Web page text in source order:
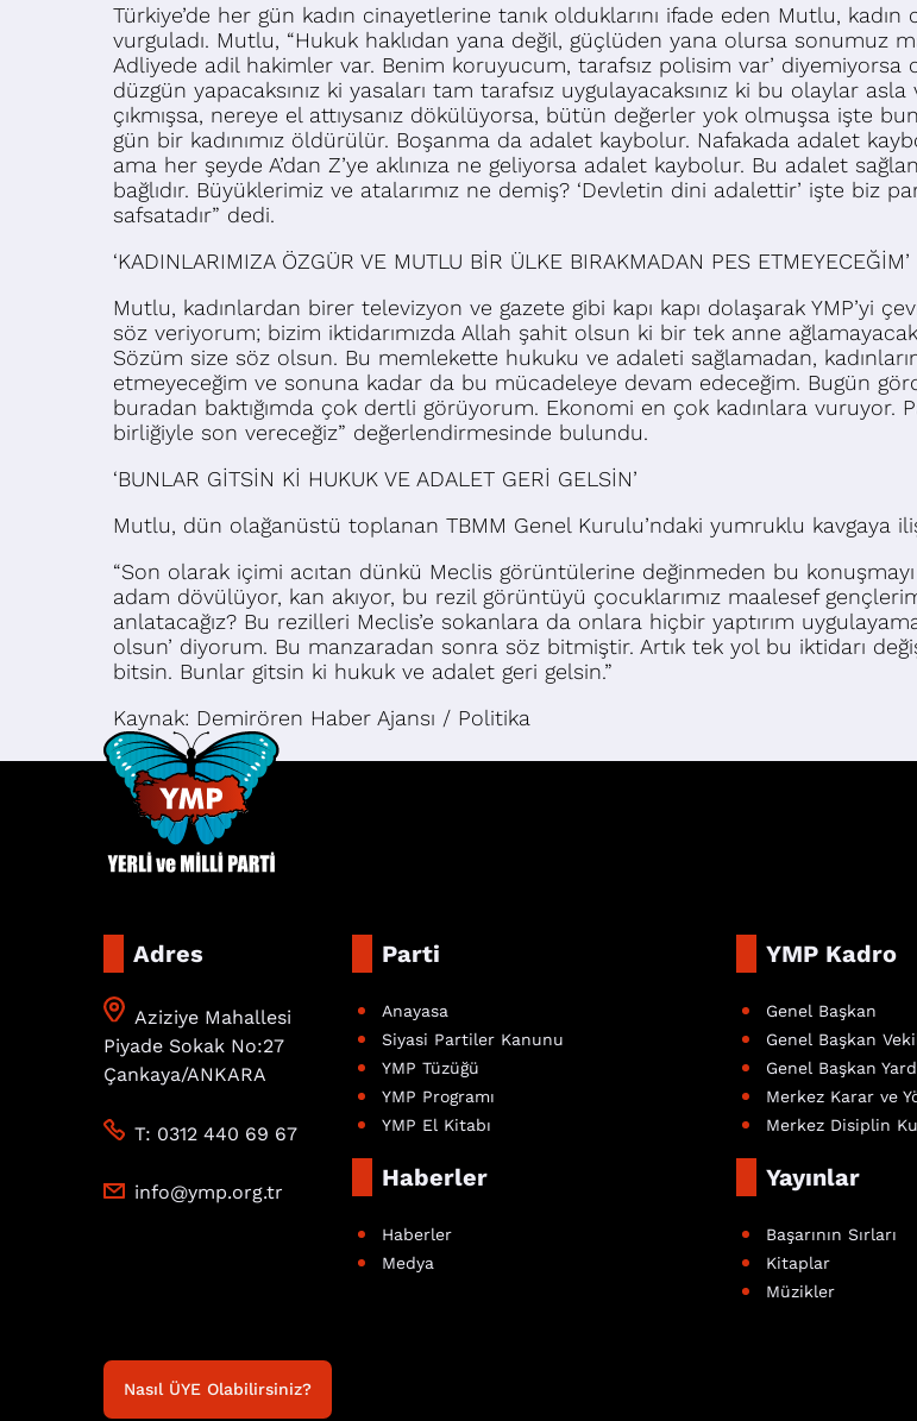
Türkiye’de her gün kadın cinayetlerine tanık olduklarını ifade eden Mutlu,
vurguladı. Mutlu, “Hukuk haklıdan yana değil, güçlüden yana olursa sonumuz
Adliyede adil hakimler var. Benim koruyucum, tarafsız polisim var’ diyemiyorsa
düzgün yapacaksınız ki yasaları tam tarafsız uygulayacaksınız ki bu olaylar
çıkmışsa, nereye el attıysanız dökülüyorsa, bütün değerler yok olmuşsa işte
gün bir kadınımız öldürülür. Boşanma da adalet kaybolur. Nafakada adalet
ama her şeyde A’dan Z’ye aklınıza ne geliyorsa adalet kaybolur. Bu adalet
bağlıdır. Büyüklerimiz ve atalarımız ne demiş? ‘Devletin dini adalettir’ işte biz
safsatadır” dedi.
‘KADINLARIMIZA ÖZGÜR VE MUTLU BİR ÜLKE BIRAKMADAN PES ETMEYECEĞİM’
Mutlu, kadınlardan birer televizyon ve gazete gibi kapı kapı dolaşarak YMP’yi
söz veriyorum; bizim iktidarımızda Allah şahit olsun ki bir tek anne
Sözüm size söz olsun. Bu memlekette hukuku ve adaleti sağlamadan,
etmeyeceğim ve sonuna kadar da bu mücadeleye devam edeceğim. Bugün
buradan baktığımda çok dertli görüyorum. Ekonomi en çok kadınlara vuruyor.
birliğiyle son vereceğiz” değerlendirmesinde bulundu.
‘BUNLAR GİTSİN Kİ HUKUK VE ADALET GERİ GELSİN’
Mutlu, dün olağanüstü toplanan TBMM Genel Kurulu’ndaki yumruklu kavgaya
“Son olarak içimi acıtan dünkü Meclis görüntülerine değinmeden bu
adam dövülüyor, kan akıyor, bu rezil görüntüyü çocuklarımız maalesef
anlatacağız? Bu rezilleri Meclis’e sokanlara da onlara hiçbir yaptırım
olsun’ diyorum. Bu manzaradan sonra söz bitmiştir. Artık tek yol bu iktidarı
bitsin. Bunlar gitsin ki hukuk ve adalet geri gelsin.”
Kaynak: Demirören Haber Ajansı / Politika
Adres
Aziziye Mahallesi
Piyade Sokak No:27
Çankaya/ANKARA
T: 0312 440 69 67
info@ymp.org.tr
Parti
Anayasa
Siyasi Partiler Kanunu
YMP Tüzüğü
YMP Programı
YMP El Kitabı
YMP Kadro
Genel Başkan
Genel Başkan
Genel Başkan
Merkez Karar ve
Merkez Disiplin
Haberler
Haberler
Medya
Yayınlar
Başarının Sırları
Kitaplar
Müzikler
Nasıl ÜYE Olabilirsiniz?